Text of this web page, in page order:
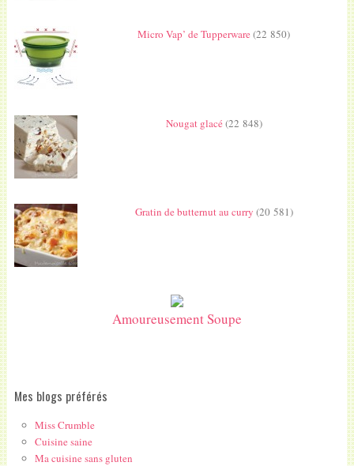
Micro Vap’ de Tupperware(22 850)
Nougat glacé(22 848)
Gratin de butternut au curry (20 581)
Amoureusement Soupe
Mes blogs préférés
Miss Crumble
Cuisine saine
Ma cuisine sans gluten